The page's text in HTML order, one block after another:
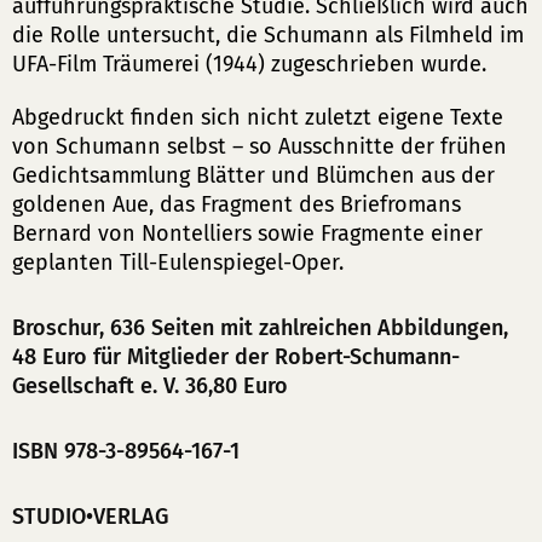
aufführungspraktische Studie. Schließlich wird auch
die Rolle untersucht, die Schumann als Filmheld im
UFA-Film Träumerei (1944) zugeschrieben wurde.
Abgedruckt finden sich nicht zuletzt eigene Texte
von Schumann selbst – so Ausschnitte der frühen
Gedichtsammlung Blätter und Blümchen aus der
goldenen Aue, das Fragment des Briefromans
Bernard von Nontelliers sowie Fragmente einer
geplanten Till-Eulenspiegel-Oper.
Broschur, 636 Seiten mit zahlreichen Abbildungen,
48 Euro für Mitglieder der Robert-Schumann-
Gesellschaft e. V. 36,80 Euro
ISBN 978-3-89564-167-1
STUDIO•VERLAG